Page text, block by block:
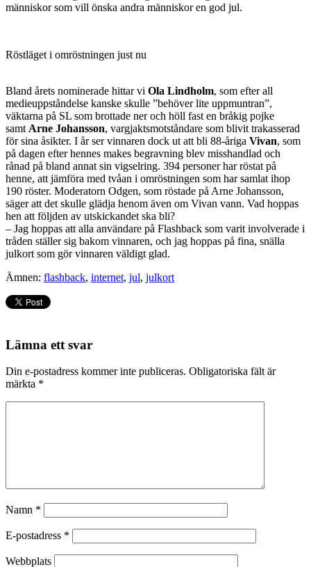
människor som vill önska andra människor en god jul.
Röstläget i omröstningen just nu
Bland årets nominerade hittar vi Ola Lindholm, som efter all
medieuppståndelse kanske skulle ”behöver lite uppmuntran”,
väktarna på SL som brottade ner och höll fast en bråkig pojke
samt Arne Johansson, vargjaktsmotståndare som blivit trakasserad
för sina åsikter. I år ser vinnaren dock ut att bli 88-åriga Vivan, som
på dagen efter hennes makes begravning blev misshandlad och
rånad på bland annat sin vigselring. 394 personer har röstat på
henne, att jämföra med tvåan i omröstningen som har samlat ihop
190 röster. Moderatorn Odgen, som röstade på Arne Johansson,
säger att det skulle glädja henom även om Vivan vann. Vad hoppas
hen att följden av utskickandet ska bli?
– Jag hoppas att alla användare på Flashback som varit involverade i
tråden ställer sig bakom vinnaren, och jag hoppas på fina, snälla
julkort som gör vinnaren väldigt glad.
Ämnen: flashback, internet, jul, julkort
Lämna ett svar
Din e-postadress kommer inte publiceras. Obligatoriska fält är
märkta *
Namn *
E-postadress *
Webbplats